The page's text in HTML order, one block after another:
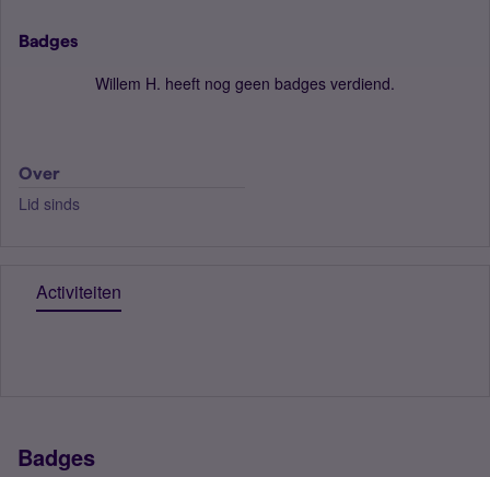
Badges
Willem H. heeft nog geen badges verdiend.
Over
Lid sinds
Activiteiten
Badges